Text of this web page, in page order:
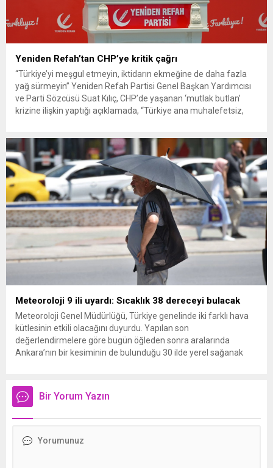
Yeniden Refah’tan CHP’ye kritik çağrı
“Türkiye’yi meşgul etmeyin, iktidarın ekmeğine de daha fazla
yağ sürmeyin” Yeniden Refah Partisi Genel Başkan Yardımcısı
ve Parti Sözcüsü Suat Kılıç, CHP’de yaşanan ‘mutlak butlan’
krizine ilişkin yaptığı açıklamada, “Türkiye ana muhalefetsiz,
olun. Türkiye’yi...
Meteoroloji 9 ili uyardı: Sıcaklık 38 dereceyi bulacak
Meteoroloji Genel Müdürlüğü, Türkiye genelinde iki farklı hava
kütlesinin etkili olacağını duyurdu. Yapılan son
değerlendirmelere göre bugün öğleden sonra aralarında
Ankara’nın bir kesiminin de bulunduğu 30 ilde yerel sağanak
üzerine çıkarak yaz değerlerine ulaşacak. Ayrıca...
Bir Yorum Yazın